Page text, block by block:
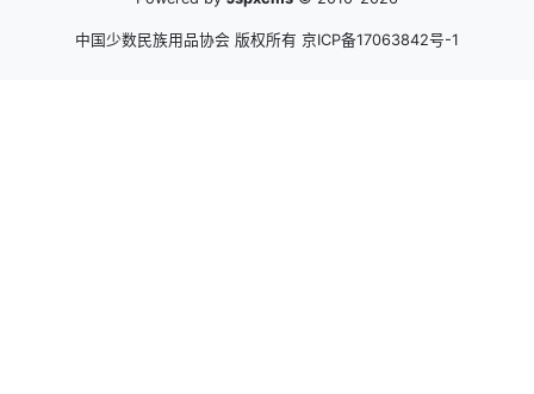
中国少数民族用品协会 版权所有 京ICP备17063842号-1